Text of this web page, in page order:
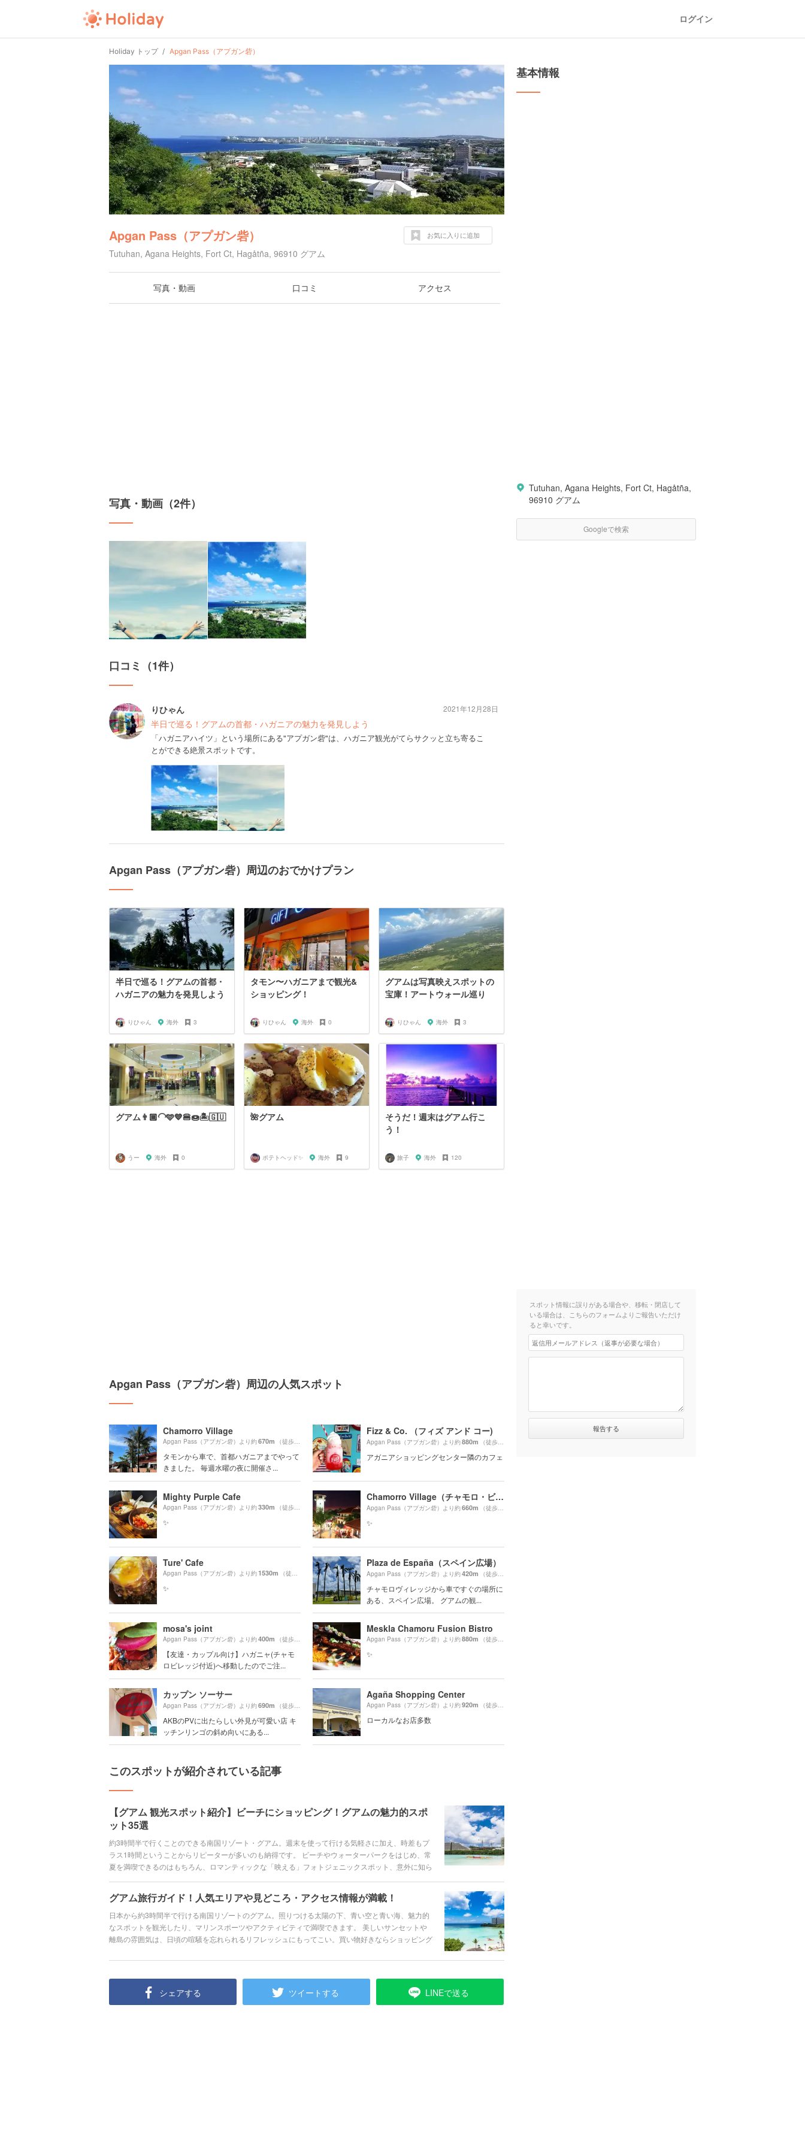
ログイン
Holiday トップ Apgan Pass（アプガン砦）
Apgan Pass（アプガン砦）
Tutuhan, Agana Heights, Fort Ct, Hagåtña, 96910 グアム
お気に入りに追加
写真・動画 口コミ アクセス
写真・動画（2件）
口コミ（1件）
りひゃん
半日で巡る！グアムの首都・ハガニアの魅力を発見しよう
「ハガニアハイツ」という場所にある"アプガン砦"は、ハガニア観光がてらサクッと立ち寄るこ
とができる絶景スポットです。
2021年12月28日
Apgan Pass（アプガン砦）周辺のおでかけプラン
半日で巡る！グアムの首都・
ハガニアの魅力を発見しよう
りひゃん 海外 3
タモン〜ハガニアまで観光&
ショッピング！
りひゃん 海外 0
グアムは写真映えスポットの
宝庫！アートウォール巡り
りひゃん 海外 3
グアム👨🏾‍🦲🩵💙🍔🍩🏝️🇬🇺
うー 海外 0
🌺グアム
ポテトヘッド✨ 海外 9
そうだ！週末はグアム行こ
う！
旅子 海外 120
Apgan Pass（アプガン砦）周辺の人気スポット
Chamorro Village
Apgan Pass（アプガン砦）より約670m （徒歩12分）
タモンから車で、首都ハガニアまでやって
きました。 毎週水曜の夜に開催さ...
Fizz & Co. （フィズ アンド コー)
Apgan Pass（アプガン砦）より約880m （徒歩15分）
アガニアショッピングセンター隣のカフェ
Mighty Purple Cafe
Apgan Pass（アプガン砦）より約330m （徒歩6分）
✨
Chamorro Village（チャモロ・ビレッジ）
Apgan Pass（アプガン砦）より約660m （徒歩11分）
✨
Ture' Cafe
Apgan Pass（アプガン砦）より約1530m （徒歩26分）
✨
Plaza de España（スペイン広場）
Apgan Pass（アプガン砦）より約420m （徒歩7分）
チャモロヴィレッジから車ですぐの場所に
ある、スペイン広場。 グアムの観...
mosa's joint
Apgan Pass（アプガン砦）より約400m （徒歩7分）
【友達・カップル向け】ハガニャ(チャモ
ロビレッジ付近)へ移動したのでご注...
Meskla Chamoru Fusion Bistro
Apgan Pass（アプガン砦）より約880m （徒歩15分）
✨
カップン ソーサー
Apgan Pass（アプガン砦）より約690m （徒歩12分）
AKBのPVに出たらしい外見が可愛い店 キ
ッチンリンゴの斜め向いにある...
Agaña Shopping Center
Apgan Pass（アプガン砦）より約920m （徒歩16分）
ローカルなお店多数
このスポットが紹介されている記事
【グアム 観光スポット紹介】ビーチにショッピング！グアムの魅力的スポ
ット35選
約3時間半で行くことのできる南国リゾート・グアム。週末を使って行ける気軽さに加え、時差もプ
ラス1時間ということからリピーターが多いのも納得です。 ビーチやウォーターパークをはじめ、常
夏を満喫できるのはもちろん、ロマンティックな「映える」フォトジェニックスポット、意外に知ら
グアム旅行ガイド！人気エリアや見どころ・アクセス情報が満載！
日本から約3時間半で行ける南国リゾートのグアム。照りつける太陽の下、青い空と青い海、魅力的
なスポットを観光したり、マリンスポーツやアクティビティで満喫できます。 美しいサンセットや
離島の雰囲気は、日頃の喧騒を忘れられるリフレッシュにもってこい。買い物好きならショッピング
も、リピーターも楽しめる盛りだくさんの魅力が詰まったグアムをご紹介します！
シェアする ツイートする LINEで送る
基本情報
Tutuhan, Agana Heights, Fort Ct, Hagåtña,
96910 グアム
Googleで検索
スポット情報に誤りがある場合や、移転・閉店して
いる場合は、こちらのフォームよりご報告いただけ
ると幸いです。